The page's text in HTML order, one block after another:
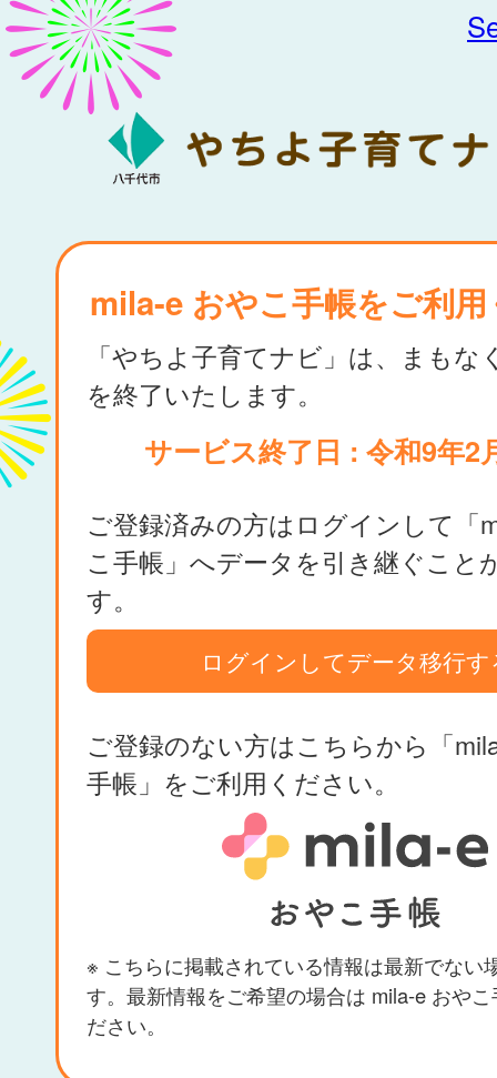
mila-e おやこ手帳をご利
「やちよ子育てナビ」は、まもな
を終了いたします。
サービス終了日 : 令和9年2
ご登録済みの方はログインして「
こ手帳」へデータを引き継ぐこと
す。
ログインしてデータ移行す
ご登録のない方はこちらから「
手帳」をご利用ください。
※ こちらに掲載されている情報は最新でない
す。最新情報をご希望の場合は mila-e おや
ださい。